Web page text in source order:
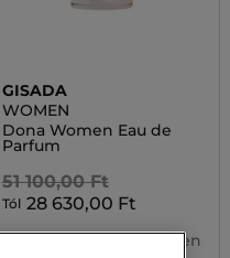
GISADA
WOMEN
Dona Women Eau de
Parfum
51 100,00 Ft
Tól 28 630,00 Ft
2 kiszerelésben